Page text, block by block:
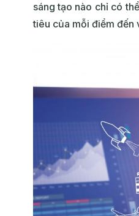
sáng tạo nào chỉ có
tiêu của mỗi điểm đến